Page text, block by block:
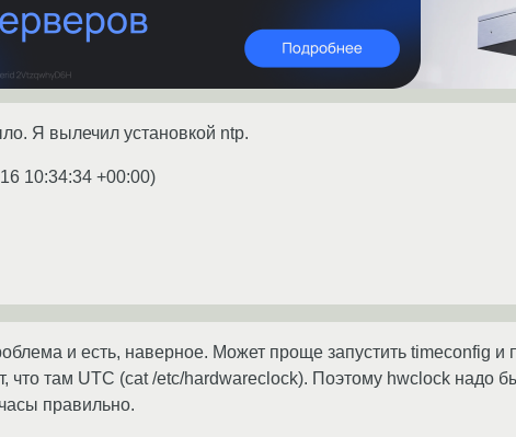
Я вылечил установкой ntp.
10:34:34 +00:00)
и есть, наверное. Может проще запустить timeconfig и
что там UTC (cat /etc/hardwareclock). Поэтому hwclock надо
правильно.